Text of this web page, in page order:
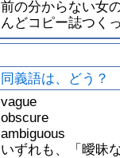
前の分からない女
んどコピー誌つく
同義語は、どう？
vague
obscure
ambiguous
いずれも、「曖昧